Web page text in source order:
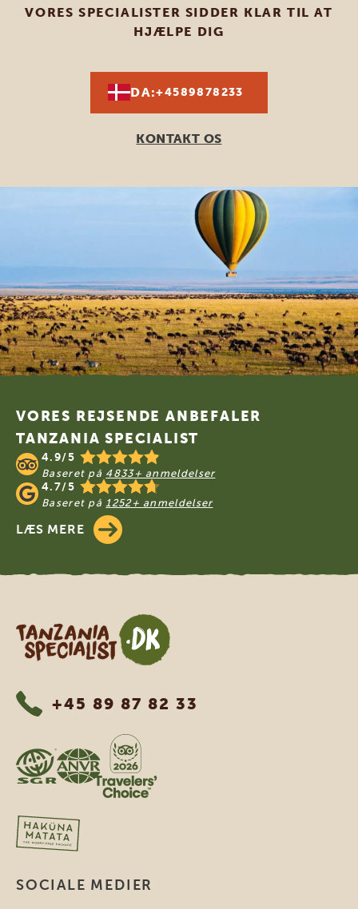
VORES SPECIALISTER SIDDER KLAR TIL AT
HJÆLPE DIG
DA:+4589878233
KONTAKT OS
Footer
VORES REJSENDE ANBEFALER
TANZANIA SPECIALIST
4.9/5
Baseret på 4833+ anmeldelser
4.7/5
Baseret på 1252+ anmeldelser
LÆS MERE
Tanzania Specialist
+45 89 87 82 33
SOCIALE MEDIER